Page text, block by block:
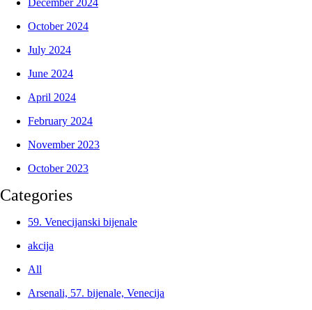
December 2024
October 2024
July 2024
June 2024
April 2024
February 2024
November 2023
October 2023
Categories
59. Venecijanski bijenale
akcija
All
Arsenali, 57. bijenale, Venecija